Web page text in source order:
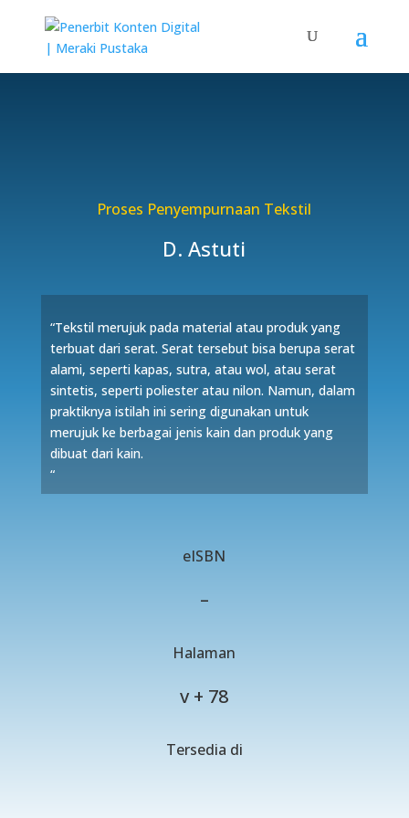
Proses Penyempurnaan Tekstil
D. Astuti
“Tekstil merujuk pada material atau produk yang
terbuat dari serat. Serat tersebut bisa berupa serat
alami, seperti kapas, sutra, atau wol, atau serat
sintetis, seperti poliester atau nilon. Namun, dalam
praktiknya istilah ini sering digunakan untuk
merujuk ke berbagai jenis kain dan produk yang
dibuat dari kain.
“
eISBN
–
Halaman
v + 78
Tersedia di